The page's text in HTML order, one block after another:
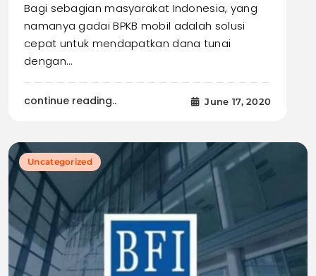
Bagi sebagian masyarakat Indonesia, yang
namanya gadai BPKB mobil adalah solusi
cepat untuk mendapatkan dana tunai
dengan…
continue reading.. June 17, 2020
Uncategorized